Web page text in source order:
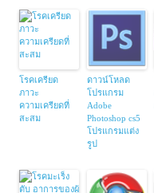
โรคเครียด
ภาวะ
ความเครียดที่
สะสม
ดาวน์โหลด
โปรแกรม
Adobe
Photoshop cs5
โปรแกรมแต่ง
รูป